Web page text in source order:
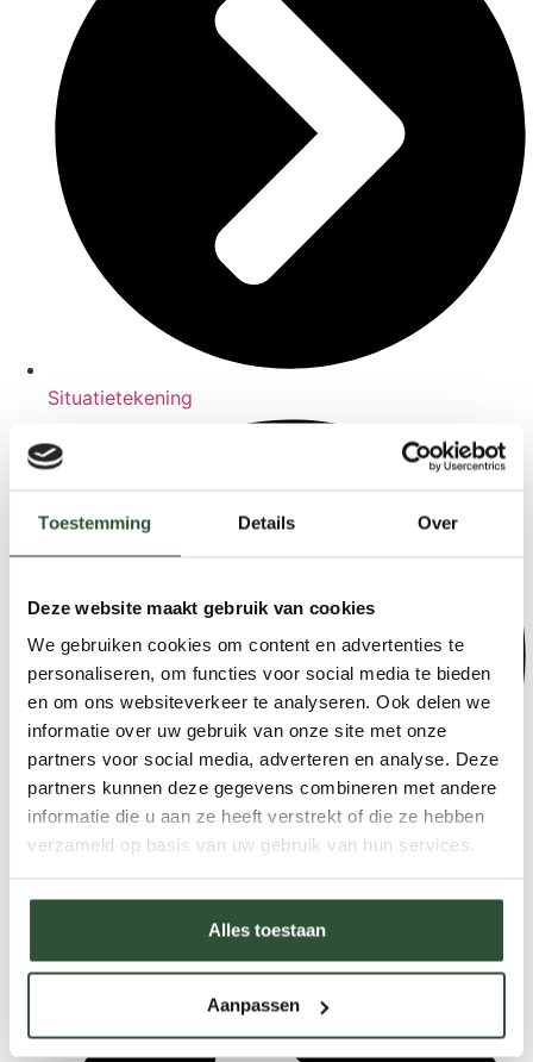
Toestemming Details Over
Deze website maakt gebruik van cookies
We gebruiken cookies om content en advertenties te
personaliseren, om functies voor social media te bieden
en om ons websiteverkeer te analyseren. Ook delen we
informatie over uw gebruik van onze site met onze
partners voor social media, adverteren en analyse. Deze
partners kunnen deze gegevens combineren met andere
informatie die u aan ze heeft verstrekt of die ze hebben
verzameld op basis van uw gebruik van hun services.
Alles toestaan
Aanpassen
Situatietekening